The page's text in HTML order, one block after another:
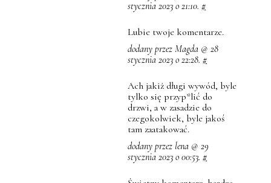
stycznia 2023 o 21:10.#
Lubie twoje komentarze.
dodany przez Magda @ 28
stycznia 2023 o 22:28.#
Ach jakiż długi wywód, byle
tylko się przyp*lić do
drzwi, a w zasadzie do
czegokolwiek, byle jakoś
tam zaatakować.
dodany przez lena @ 29
stycznia 2023 o 00:53.#